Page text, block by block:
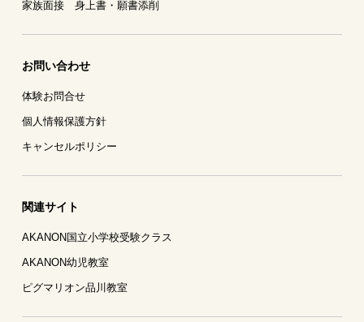
家族面接 身上書・願書添削
お問い合わせ
体験お問合せ
個人情報保護方針
キャンセルポリシー
関連サイト
AKANON国立小学校受験クラス
AKANON幼児教室
ピグマリオン品川教室